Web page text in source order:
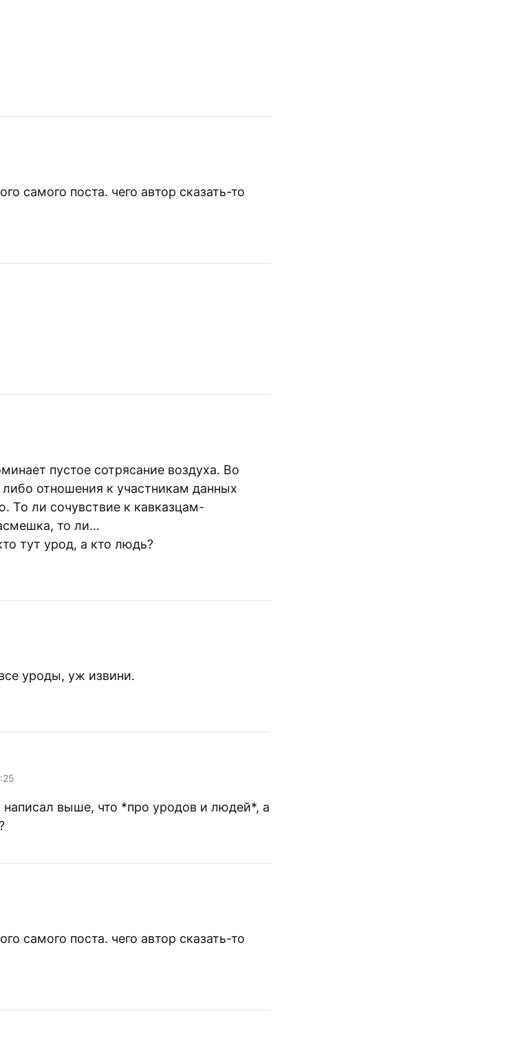
самого поста. чего автор сказать-то
пустое сотрясание воздуха. Во
либо отношения к участникам данных
То ли сочувствие к кавказцам-
то ли…
тут урод, а кто людь?
уроды, уж извини.
написал выше, что *про уродов и людей*, а
самого поста. чего автор сказать-то